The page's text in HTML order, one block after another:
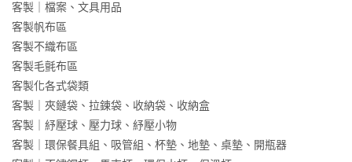
客製｜檔案、文具用品
客製帆布區
客製不織布區
客製毛氈布區
客製化各式袋類
客製｜夾鏈袋、拉鍊袋、收納袋、收納盒
客製｜紓壓球、壓力球、紓壓小物
客製｜環保餐具組、吸管組、杯墊、地墊、桌墊、開瓶器